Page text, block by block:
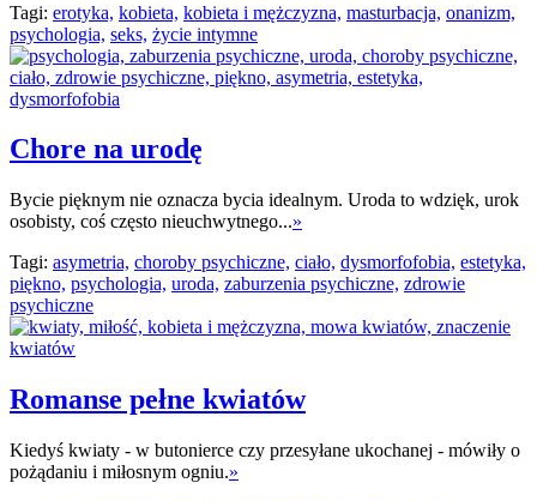
Tagi: erotyka, kobieta, kobieta i mężczyzna, masturbacja, onanizm,
psychologia, seks, życie intymne
Chore na urodę
Bycie pięknym nie oznacza bycia idealnym. Uroda to wdzięk, urok
osobisty, coś często nieuchwytnego...»
Tagi: asymetria, choroby psychiczne, ciało, dysmorfofobia, estetyka,
piękno, psychologia, uroda, zaburzenia psychiczne, zdrowie
psychiczne
Romanse pełne kwiatów
Kiedyś kwiaty - w butonierce czy przesyłane ukochanej - mówiły o
pożądaniu i miłosnym ogniu.»